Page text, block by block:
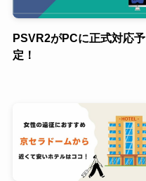
PSVR2がPCに正式対応予
定！